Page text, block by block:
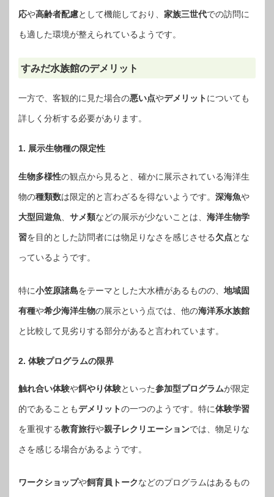
応や高齢者配慮として機能しており、 家族三世代での訪問に
も適した環境が整えられているようです。
すみだ水族館のデメリット
一方で、客観的に見た場合の悪い点やデメリットについても
詳しく分析する必要があります。
1. 展示生物種の限定性
生物多様性の観点から見ると、確かに展示されている海洋生
物の種類数は限定的と言わざるを得ないようです。 深海魚や
大型回遊魚 サメ類などの展示が少ないことは、 海洋生物学
習を目的とした訪問者には物足りなさを感じさせる欠点とな
っているようです。
特に小笠原諸島をテーマとした大水槽があるものの、 地域固
有種や希少海洋生物の展示という点では、他の海洋系水族館
と比較して見劣りする部分があると言われています。
2. 体験プログラムの限界
触れ合い体験や餌やり体験といった参加型プログラムが限定
的であることもデメリットの一つのようです。特に体験学習
を重視する教育旅行や親子レクリエーションでは、物足りな
さを感じる場合があるようです。
ワークショップや飼育員トークなどのプログラムはあるもの